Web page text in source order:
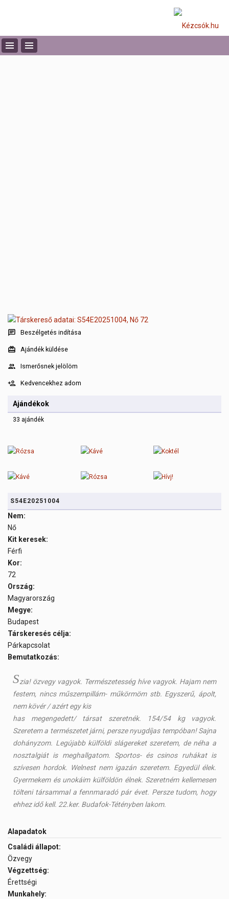
Beszélgetés indítása
Ajándék küldése
Ismerősnek jelölöm
Kedvencekhez adom
Ajándékok
33 ajándék
S54E20251004
Nem:
Nő
Kit keresek:
Férfi
Kor:
72
Ország:
Magyarország
Megye:
Budapest
Társkeresés célja:
Párkapcsolat
Bemutatkozás:
Szia! özvegy vagyok. Természetesség híve vagyok. Hajam nem
festem, nincs műszempillám- műkörmöm stb. Egyszerű, ápolt,
nem kövér / azért egy kis
has megengedett/ társat szeretnék. 154/54 kg vagyok.
Szeretem a természetet járni, persze nyugdíjas tempóban! Sajna
dohányzom. Legújabb külföldi slágereket szeretem, de néha a
nosztalgiát is meghallgatom. Sportos- és csinos ruhákat is
szívesen hordok. Welnest nem igazán szeretem. Egyedül élek.
Gyermekem és unokáim külföldön élnek. Szeretném kellemesen
tölteni társammal a fennmaradó pár évet. Persze tudom, hogy
ehhez idő kell. 22.ker. Budafok-Tétényben lakom.
Alapadatok
Családi állapot:
Özvegy
Végzettség:
Érettségi
Munkahely: